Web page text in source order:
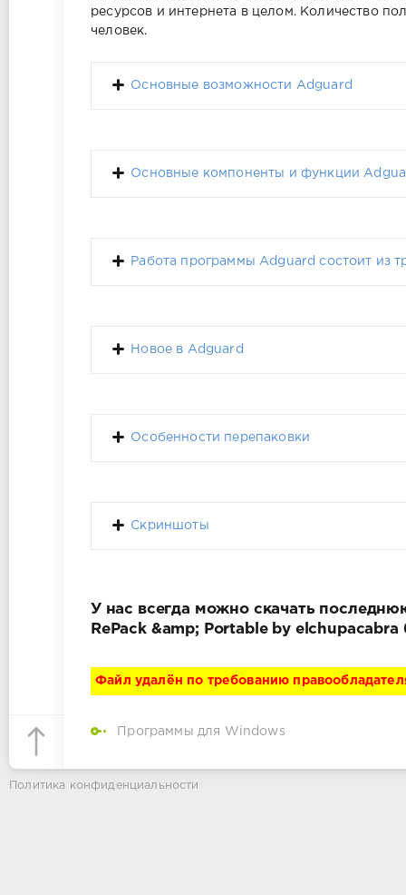
ресурсов и интернета в целом. Количество
человек.
Основные возможности Adguard
Основные компоненты и функции
Работа программы Adguard состоит из
Новое в Adguard
Особенности перепаковки
Скриншоты
У нас всегда можно скачать
RePack &amp; Portable by
Файл удалён по требованию
Программы для Windows
Политика конфиденциальности